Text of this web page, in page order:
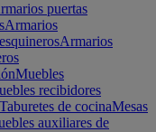
puertas
Armarios
Armarios
Muebles
recibidores
Taburetes de cocinaMesas
auxiliares de